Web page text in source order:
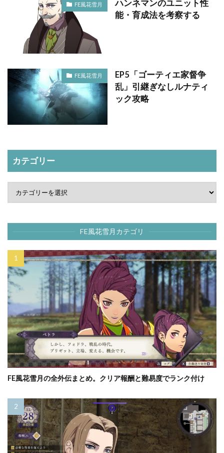
FE風花雪月
ハンネマンのユニット性
能・育成法を考察する
FE風花雪月
EP5「ゴーティエ家督争
乱」引継ぎなしルナティ
ック攻略
カテゴリー
FE風花雪月カテゴリ
FE風花雪月の全外伝まとめ。クリア報酬と難易度でランク付け